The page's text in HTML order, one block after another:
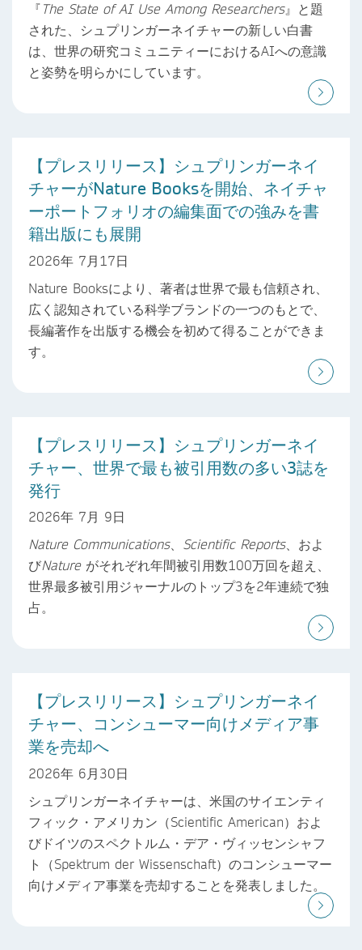
『The State of AI Use Among Researchers』と題
された、シュプリンガーネイチャーの新しい白書
は、世界の研究コミュニティーにおけるAIへの意識
と姿勢を明らかにしています。
【プレスリリース】シュプリンガーネイ
チャーがNature Booksを開始、ネイチャ
ーポートフォリオの編集面での強みを書
籍出版にも展開
2026年 7月17日
Nature Booksにより、著者は世界で最も信頼され、
広く認知されている科学ブランドの一つのもとで、
長編著作を出版する機会を初めて得ることができま
す。
【プレスリリース】シュプリンガーネイ
チャー、世界で最も被引用数の多い3誌を
発行
2026年 7月 9日
Nature Communications、 Scientific Reports、およ
びNatureがそれぞれ年間被引用数100万回を超え、
世界最多被引用ジャーナルのトップ3を2年連続で独
占。
【プレスリリース】シュプリンガーネイ
チャー、コンシューマー向けメディア事
業を売却へ
2026年 6月30日
シュプリンガーネイチャーは、米国のサイエンティ
フィック・アメリカン（Scientific American）およ
びドイツのスペクトルム・デア・ヴィッセンシャフ
ト（Spektrum der Wissenschaft）のコンシューマー
向けメディア事業を売却することを発表しました。